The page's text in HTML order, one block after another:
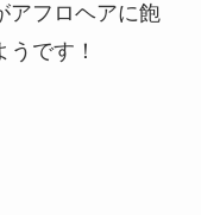
アフロヘアに飽
です！